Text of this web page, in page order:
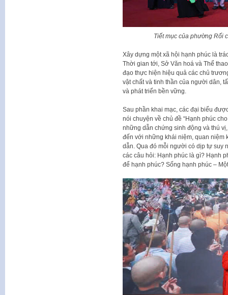
Tiết mục của phường Rối
Xây dựng một xã hội hạnh phúc là
Thời gian tới, Sở Văn hoá và Thể
đạo thực hiện hiệu quả các chủ
vật chất và tinh thần của người dân,
và phát triển bền vững.
Sau phần khai mạc, các đại biểu
nói chuyện về chủ đề “Hạnh phúc
những dẫn chứng sinh động và thú
đến với những khái niệm, quan niệm
dẫn. Qua đó mỗi người có dịp tự suy
các câu hỏi: Hạnh phúc là gì? Hạnh
để hạnh phúc? Sống hạnh phúc –